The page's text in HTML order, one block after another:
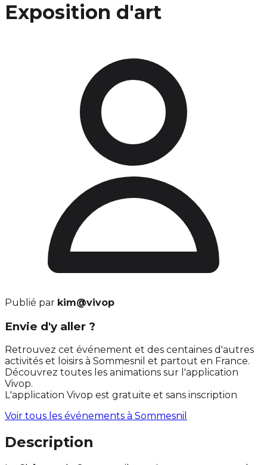
Exposition d'art
Publié par kim@vivop
Envie d'y aller ?
Retrouvez cet événement et des centaines d'autres
activités et loisirs à Sommesnil et partout en France.
Découvrez toutes les animations sur l'application
Vivop.
L'application Vivop est gratuite et sans inscription
Voir tous les événements à Sommesnil
Description